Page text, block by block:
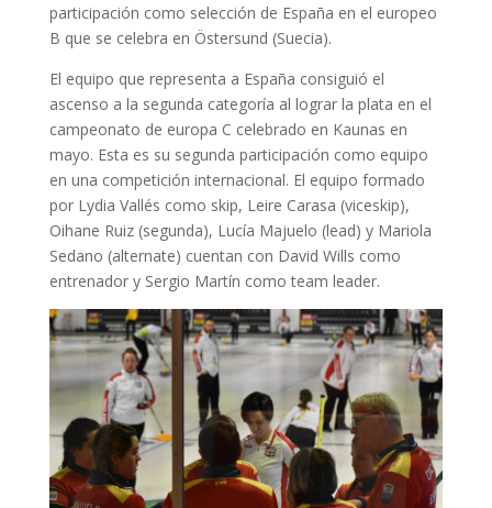
participación como selección de España en el europeo
B que se celebra en Östersund (Suecia).
El equipo que representa a España consiguió el
ascenso a la segunda categoría al lograr la plata en el
campeonato de europa C celebrado en Kaunas en
mayo. Esta es su segunda participación como equipo
en una competición internacional. El equipo formado
por Lydia Vallés como skip, Leire Carasa (viceskip),
Oihane Ruiz (segunda), Lucía Majuelo (lead) y Mariola
Sedano (alternate) cuentan con David Wills como
entrenador y Sergio Martín como team leader.